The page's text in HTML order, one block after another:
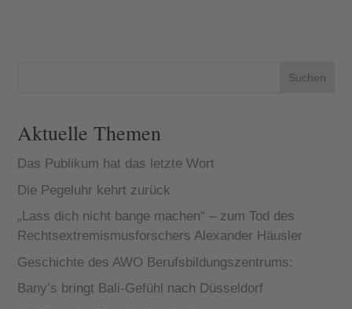
auf dieSuchen
Aktuelle Themen
Das Publikum hat das letzte Wort
Die Pegeluhr kehrt zurück
„Lass dich nicht bange machen“ – zum Tod des
Rechtsextremismusforschers Alexander Häusler
Geschichte des AWO Berufsbildungszentrums:
Bany’s bringt Bali-Gefühl nach Düsseldorf